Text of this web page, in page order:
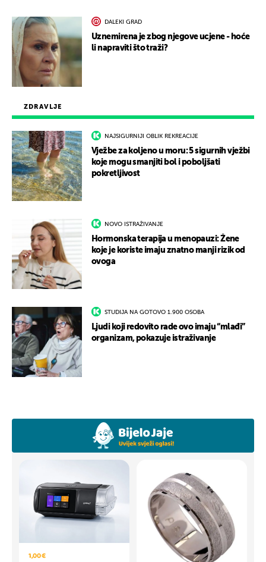
ZDRAVLJE
NAJSIGURNIJI OBLIK REKREACIJE
Vježbe za koljeno u moru: 5 sigurnih vježbi
koje mogu smanjiti bol i poboljšati
pokretljivost
NOVO ISTRAŽIVANJE
Hormonska terapija u menopauzi: Žene
koje je koriste imaju znatno manji rizik od
ovoga
STUDIJA NA GOTOVO 1.900 OSOBA
Ljudi koji redovito rade ovo imaju “mlađi”
organizam, pokazuje istraživanje
DALEKI GRAD
Uznemirena je zbog njegove ucjene - hoće
li napraviti što traži?
1,00 €